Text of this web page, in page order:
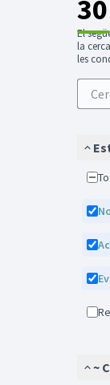
30
El
la
les
~